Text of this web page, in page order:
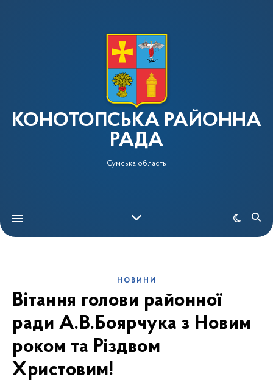
КОНОТОПСЬКА РАЙОННА
РАДА
Сумська область
НОВИНИ
Вітання голови районної
ради А.В.Боярчука з Новим
роком та Різдвом
Христовим!